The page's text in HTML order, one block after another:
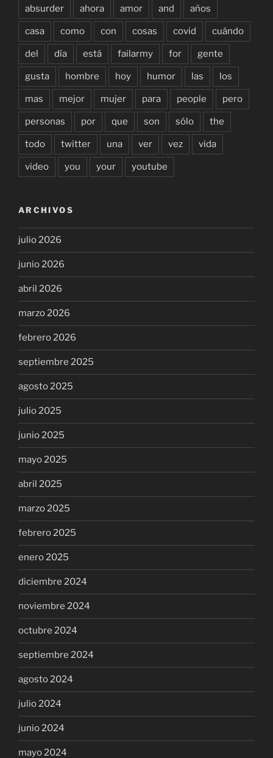
absurder ahora amor and años
casa como con cosas covid cuándo
del día está failarmy for gente
gusta hombre hoy humor las los
mas mejor mujer para people pero
personas por que son sólo the
todo twitter una ver vez vida
video you your youtube
ARCHIVOS
julio 2026
junio 2026
abril 2026
marzo 2026
febrero 2026
septiembre 2025
agosto 2025
julio 2025
junio 2025
mayo 2025
abril 2025
marzo 2025
febrero 2025
enero 2025
diciembre 2024
noviembre 2024
octubre 2024
septiembre 2024
agosto 2024
julio 2024
junio 2024
mayo 2024